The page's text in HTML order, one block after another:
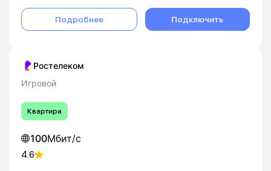
Подробнее Подключить
Ростелеком
Игровой
Квартира
100Мбит/с
4.6